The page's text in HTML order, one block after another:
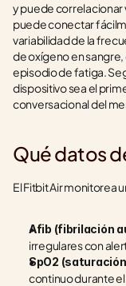
y puede correlacionar
puede conectar
variabilidad de la
de oxígeno en
episodio de fatiga.
dispositivo sea el
conversacional del
Qué datos
El Fitbit Air monitorea
Afib (fibrilación
irregulares con
SpO2
continuo durante